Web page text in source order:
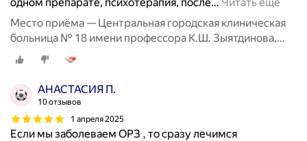
Место приёма — Центральная городская клиническая
больница № 18 имени профессора К.Ш. Зыятдинова,
улица Хусаина Мавлютова, 2
АНАСТАСИЯ П.
10 отзывов
1 апреля 2025
Если мы заболеваем ОРЗ , то сразу лечимся